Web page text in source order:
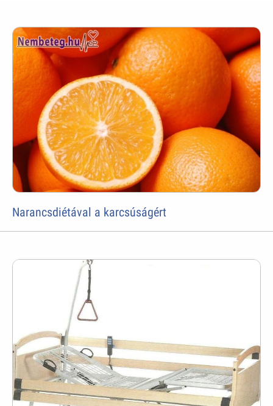
Narancsdiétával a karcsúságért